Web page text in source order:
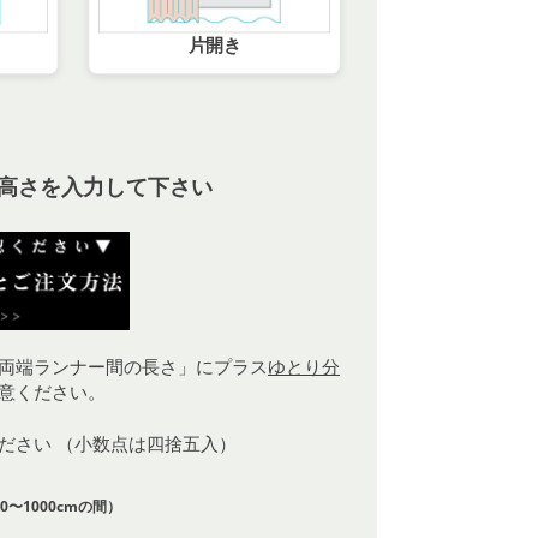
片開き
さを入力して下さい
端ランナー間の長さ」にプラスゆとり分
ください。
い （小数点は四捨五入）
〜1000cmの間）